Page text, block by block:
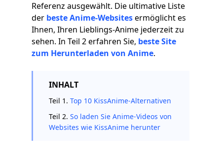
Referenz ausgewählt. Die ultimative Liste
der beste Anime-Websitesermöglicht es
Ihnen, Ihren Lieblings-Anime jederzeit zu
sehen. In Teil 2 erfahren Sie, beste Site
zum Herunterladen von Anime.
INHALT
Teil 1. Top 10 KissAnime-Alternativen
Teil 2. So laden Sie Anime-Videos von
Websites wie KissAnime herunter